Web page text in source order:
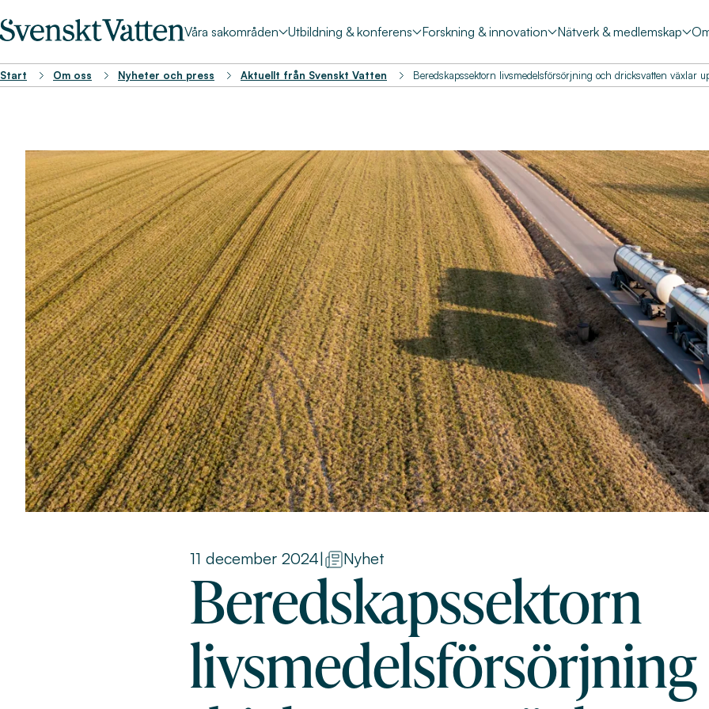
Våra sakområden Utbildning & konferens Forskning & innovation Nätverk & medlemskap
Start Om oss Nyheter och press Aktuellt från Svenskt Vatten Beredskapssektorn livsmedelsförsörjning och dricksvatten växlar
11 december 2024| Nyhet
Beredskapssektorn